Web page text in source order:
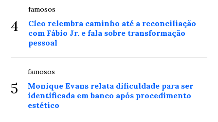
4
famosos
Cleo relembra caminho até a reconciliação
com Fábio Jr. e fala sobre transformação
pessoal
5
famosos
Monique Evans relata dificuldade para ser
identificada em banco após procedimento
estético